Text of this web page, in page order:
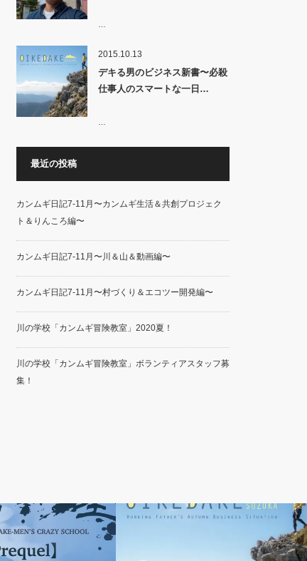
2015.10.13
デキる男のビジネス新書〜必殺
仕事人のスマートな一日…
最近の投稿
カンムギ日記7-11月〜カンムギ生活＆共創プロジェク
ト＆りんころ編〜
カンムギ日記7-11月〜川＆山＆動画編〜
カンムギ日記7-11月〜村づくり＆エコツー開発編〜
川の学校「カンムギ冒険教室」2020夏！
川の学校「カンムギ冒険教室」ボランティアスタッフ募
集！